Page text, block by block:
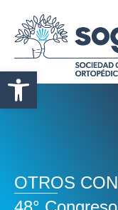
Abrir barra de
OTROS